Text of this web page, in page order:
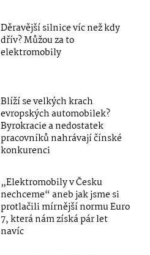
Děravější silnice víc než kdy
dřív? Můžou za to
elektromobily
Blíží se velkých krach
evropských automobilek?
Byrokracie a nedostatek
pracovníků nahrávají čínské
konkurenci
„Elektromobily v Česku
nechceme“ aneb jak jsme si
protlačili mírnější normu Euro
7, která nám získá pár let
navíc